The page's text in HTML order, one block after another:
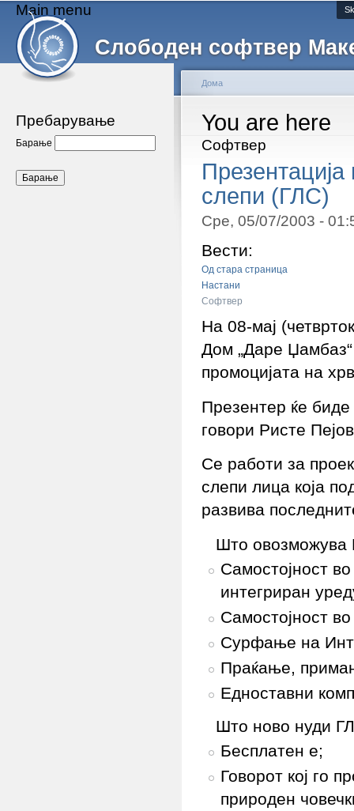
Слободен софтвер
Main menu
Пребарување
Барање
You are here
Дома
Софтвер
слепи (ГЛС)
Сре, 05/07/2003 -
Вести:
Од стара страница
Настани
Софтвер
На 08-мај
Дом „Даре
промоцијата на
Презентер ќе
говори Ристе
Се работи за
слепи лица која
развива
Што овозможува
Самостојност
интегриран
Самостојност
Сурфање на
Праќање,
Едноставни
Што ново нуди
Бесплатен е;
Говорот кој го
природен